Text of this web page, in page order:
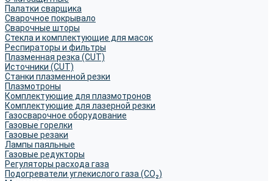
Палатки сварщика
Сварочное покрывало
Сварочные шторы
Стекла и комплектующие для масок
Респираторы и фильтры
Плазменная резка (CUT)
Источники (CUT)
Станки плазменной резки
Плазмотроны
Комплектующие для плазмотронов
Комплектующие для лазерной резки
Газосварочное оборудование
Газовые горелки
Газовые резаки
Лампы паяльные
Газовые редукторы
Регуляторы расхода газа
Подогреватели углекислого газа (CO₂)